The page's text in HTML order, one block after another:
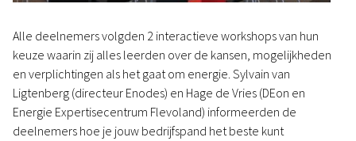
Alle deelnemers volgden 2 interactieve workshops van hun
keuze waarin zij alles leerden over de kansen, mogelijkheden
en verplichtingen als het gaat om energie. Sylvain van
Ligtenberg (directeur Enodes) en Hage de Vries (DEon en
Energie Expertisecentrum Flevoland) informeerden de
deelnemers hoe je jouw bedrijfspand het beste kunt